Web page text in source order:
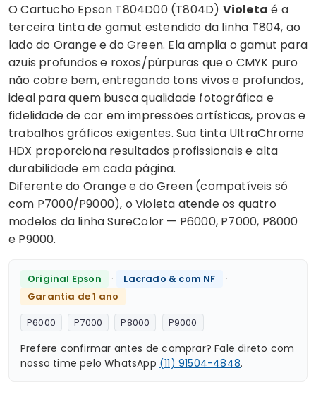
O Cartucho Epson T804D00 (T804D) Violeta é a
terceira tinta de gamut estendido da linha T804, ao
lado do Orange e do Green. Ela amplia o gamut para
azuis profundos e roxos/púrpuras que o CMYK puro
não cobre bem, entregando tons vivos e profundos,
ideal para quem busca qualidade fotográfica e
fidelidade de cor em impressões artísticas, provas e
trabalhos gráficos exigentes. Sua tinta UltraChrome
HDX proporciona resultados profissionais e alta
durabilidade em cada página.
Diferente do Orange e do Green (compatíveis só
com P7000/P9000), o Violeta atende os quatro
modelos da linha SureColor — P6000, P7000, P8000
e P9000.
Original Epson · Lacrado & com NF ·
Garantia de 1 ano
P6000
P7000 P8000 P9000
Prefere confirmar antes de comprar? Fale direto com
nosso time pelo WhatsApp (11) 91504-4848.